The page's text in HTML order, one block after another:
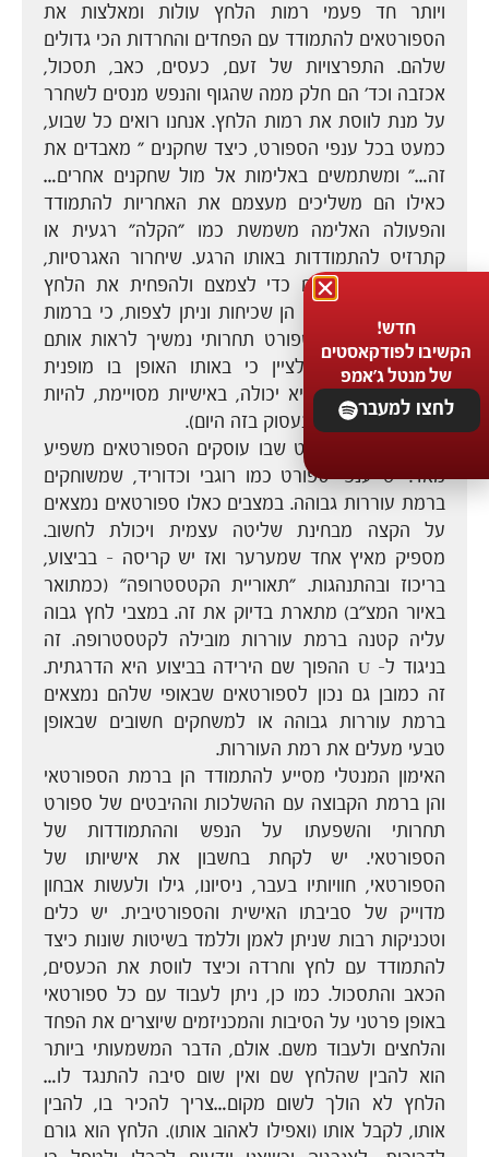
ויותר חד פעמי רמות הלחץ עולות ומאלצות את
הספורטאים להתמודד עם הפחדים והחרדות הכי גדולים
שלהם. התפרצויות של זעם, כעסים, כאב, תסכול,
אכזבה וכד' הם חלק ממה שהגוף והנפש מנסים לשחרר
על מנת לווסת את רמות הלחץ. אנחנו רואים כל שבוע,
כמעט בכל ענפי הספורט, כיצד שחקנים " מאבדים את
זה…" ומשתמשים באלימות אל מול שחקנים אחרים…
כאילו הם משליכים מעצמם את האחריות להתמודד
והפעולה האלימה משמשת כמו "הקלה" רגעית או
קתרזיס להתמודדות באותו הרגע. שיחרור האגרסיות,
הרגשות התוקפניים כדי לצמצם ולהפחית את הלחץ
הנפשי. תופעות אלו הן שכיחות וניתן לצפות, כי ברמות
לחץ גבוהות כמו ספורט תחרותי נמשיך לראות אותם
שוב ושוב. חשוב לציין כי באותו האופן בו מופנית
האגרסיה החוצה היא יכולה, באישיות מסויימת, להיות
מופנית פנימה (לא נעסוק בזה היום).
בנוסף, ענף הספורט שבו עוסקים הספורטאים משפיע
מאד. יש ענפי ספורט כמו רוגבי וכדוריד, שמשוחקים
ברמת עוררות גבוהה. במצבים כאלו ספורטאים נמצאים
על הקצה מבחינת שליטה עצמית ויכולת לחשוב.
מספיק מאיץ אחד שמערער ואז יש קריסה – בביצוע,
בריכוז ובהתנהגות. "תאוריית הקטסטרופה" (כמתואר
באיור המצ"ב) מתארת בדיוק את זה. במצבי לחץ גבוה
עליה קטנה ברמת עוררות מובילה לקטסטרופה. זה
בניגוד ל- U ההפוך שם הירידה בביצוע היא הדרגתית.
זה כמובן גם נכון לספורטאים שבאופי שלהם נמצאים
ברמת עוררות גבוהה או למשחקים חשובים שבאופן
טבעי מעלים את רמת העוררות.
האימון המנטלי מסייע להתמודד הן ברמת הספורטאי
והן ברמת הקבוצה עם ההשלכות וההיבטים של ספורט
תחרותי והשפעתו על הנפש וההתמודדות של
הספורטאי. יש לקחת בחשבון את אישיותו של
הספורטאי, חוויותיו בעבר, ניסיונו, גילו ולעשות אבחון
מדוייק של סביבתו האישית והספורטיבית. יש כלים
וטכניקות רבות שניתן לאמן וללמד בשיטות שונות כיצד
להתמודד עם לחץ וחרדה וכיצד לווסת את הכעסים,
הכאב והתסכול. כמו כן, ניתן לעבוד עם כל ספורטאי
באופן פרטני על הסיבות והמכניזמים שיוצרים את הפחד
והלחצים ולעבוד משם. אולם, הדבר המשמעותי ביותר
הוא להבין שהלחץ שם ואין שום סיבה להתנגד לו…
הלחץ לא הולך לשום מקום…צריך להכיר בו, להבין
אותו, לקבל אותו (ואפילו לאהוב אותו). הלחץ הוא גורם
חדש!
הקשיבו לפודקאסטים
של מנטל ג'אמפ
לחצו למעבר